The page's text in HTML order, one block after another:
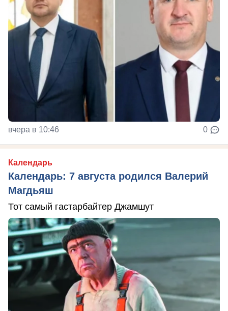
вчера в 10:46 0
Календарь
Календарь: 7 августа родился Валерий
Магдьяш
Тот самый гастарбайтер Джамшут